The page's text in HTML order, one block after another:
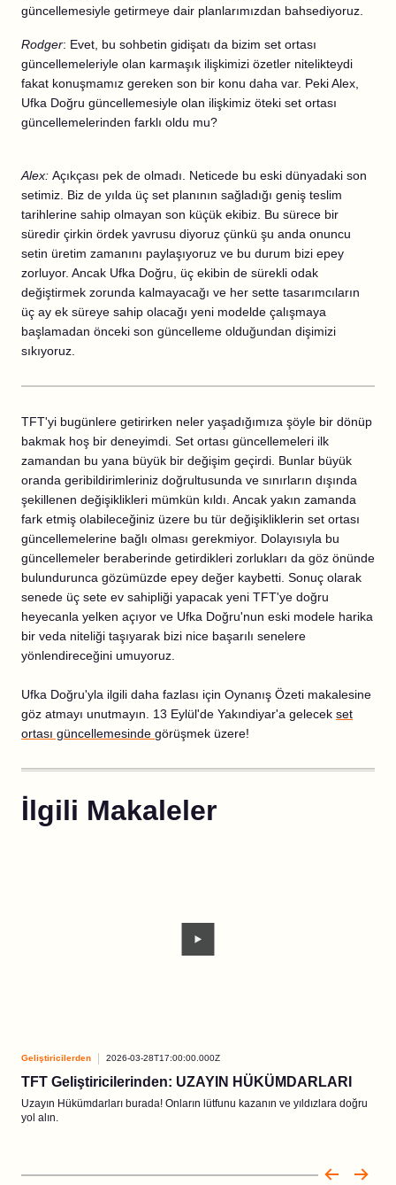
güncellemesiyle getirmeye dair planlarımızdan bahsediyoruz.
Rodger: Evet, bu sohbetin gidişatı da bizim set ortası
güncellemeleriyle olan karmaşık ilişkimizi özetler nitelikteydi
fakat konuşmamız gereken son bir konu daha var. Peki Alex,
Ufka Doğru güncellemesiyle olan ilişkimiz öteki set ortası
güncellemelerinden farklı oldu mu?
Alex: Açıkçası pek de olmadı. Neticede bu eski dünyadaki son
setimiz. Biz de yılda üç set planının sağladığı geniş teslim
tarihlerine sahip olmayan son küçük ekibiz. Bu sürece bir
süredir çirkin ördek yavrusu diyoruz çünkü şu anda onuncu
setin üretim zamanını paylaşıyoruz ve bu durum bizi epey
zorluyor. Ancak Ufka Doğru, üç ekibin de sürekli odak
değiştirmek zorunda kalmayacağı ve her sette tasarımcıların
üç ay ek süreye sahip olacağı yeni modelde çalışmaya
başlamadan önceki son güncelleme olduğundan dişimizi
sıkıyoruz.
TFT'yi bugünlere getirirken neler yaşadığımıza şöyle bir dönüp
bakmak hoş bir deneyimdi. Set ortası güncellemeleri ilk
zamandan bu yana büyük bir değişim geçirdi. Bunlar büyük
oranda geribildirimleriniz doğrultusunda ve sınırların dışında
şekillenen değişiklikleri mümkün kıldı. Ancak yakın zamanda
fark etmiş olabileceğiniz üzere bu tür değişikliklerin set ortası
güncellemelerine bağlı olması gerekmiyor. Dolayısıyla bu
güncellemeler beraberinde getirdikleri zorlukları da göz önünde
bulundurunca gözümüzde epey değer kaybetti. Sonuç olarak
senede üç sete ev sahipliği yapacak yeni TFT'ye doğru
heyecanla yelken açıyor ve Ufka Doğru'nun eski modele harika
bir veda niteliği taşıyarak bizi nice başarılı senelere
yönlendireceğini umuyoruz.
Ufka Doğru'yla ilgili daha fazlası için Oynanış Özeti makalesine
göz atmayı unutmayın. 13 Eylül'de Yakındiyar'a gelecek set
ortası güncellemesinde görüşmek üzere!
İlgili Makaleler
Geliştiricilerden 2026-03-28T17:00:00.000Z
TFT Geliştiricilerinden: UZAYIN HÜKÜMDARLARI
Uzayın Hükümdarları burada! Onların lütfunu kazanın ve yıldızlara doğru
yol alın.